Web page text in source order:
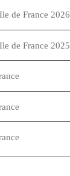
de France 2026
de France 2025